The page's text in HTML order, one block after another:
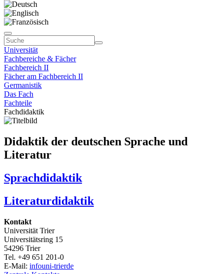
Universität
Fachbereiche & Fächer
Fachbereich II
Fächer am Fachbereich II
Germanistik
Das Fach
Fachteile
Fachdidaktik
Didaktik der deutschen Sprache und
Literatur
Sprachdidaktik
Literaturdidaktik
Kontakt
Universität Trier
Universitätsring 15
54296 Trier
Tel. +49 651 201-0
E-Mail: infouni-trierde